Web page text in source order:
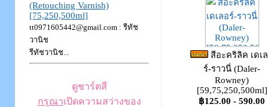
(Retouching Varnish)
[75,250,500ml]
tt0971605442@gmail.com : รีทัช
วานิช
รีทัชวานิช...
ดูชาร์ตสี
กรุณาเปิดความสว่างของ
สีอะคริลิค เดเ
ร์-ราวนี่ (Daler-
Rowney)
[59,75,250,500ml]
฿125.00 - 590.00